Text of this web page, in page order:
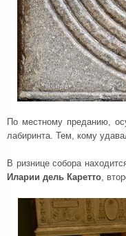
По местному преданию,
лабиринта. Тем, кому
В ризнице собора
Иларии дель Каретто,